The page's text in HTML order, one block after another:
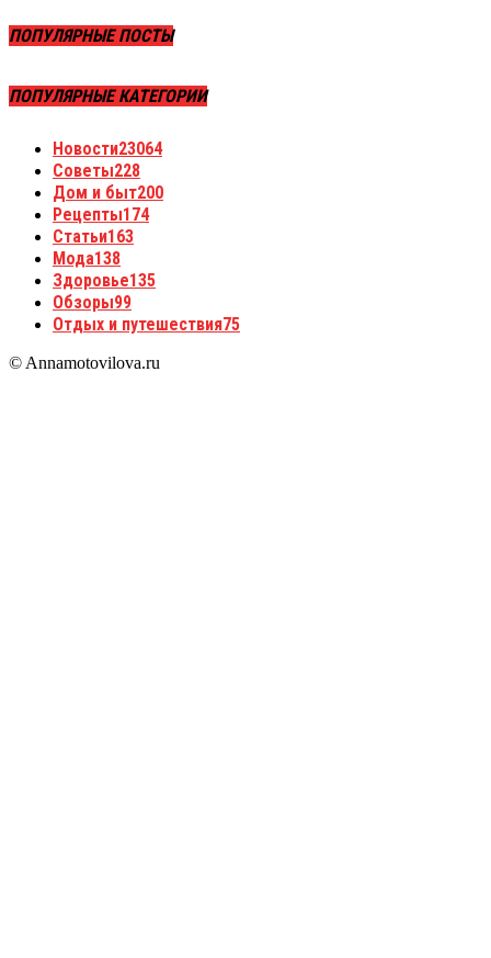
ПОПУЛЯРНЫЕ ПОСТЫ
ПОПУЛЯРНЫЕ КАТЕГОРИИ
Новости23064
Советы228
Дом и быт200
Рецепты174
Статьи163
Мода138
Здоровье135
Обзоры99
Отдых и путешествия75
© Annamotovilova.ru